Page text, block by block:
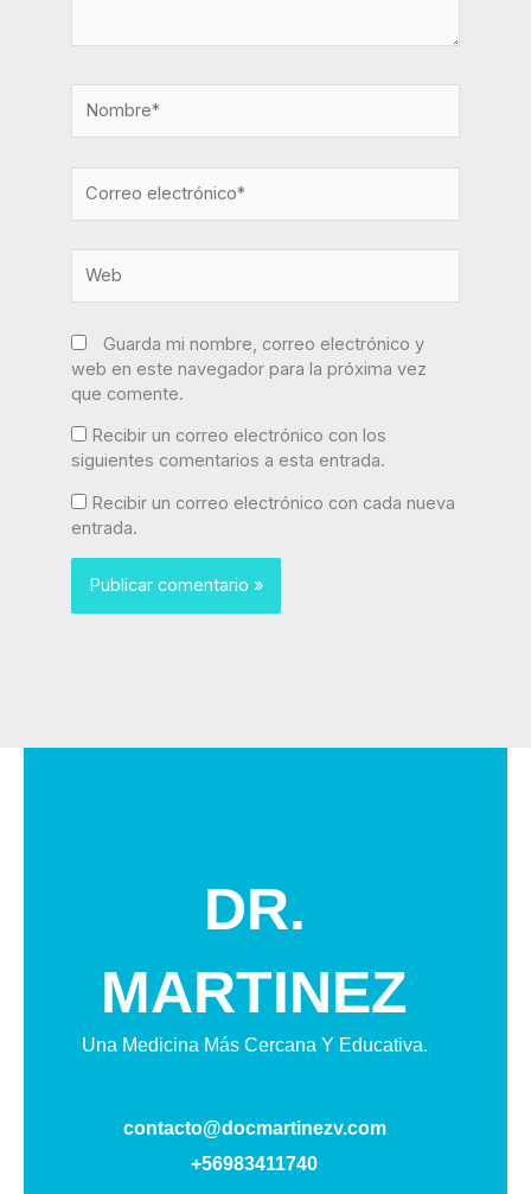
electrónico*
Guarda mi nombre, correo electrónico y
web en este navegador para la próxima vez
que comente.
Recibir un correo electrónico con los
siguientes comentarios a esta entrada.
Recibir un correo electrónico con cada nueva
entrada.
DR.
MARTINEZ
Una Medicina Más Cercana Y Educativa.
contacto@docmartinezv.com
+56983411740